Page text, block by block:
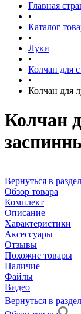
Главная
•
Каталог
•
Луки
•
Колчан для
•
Колчан для
Колчан
Вернуться в раздел
Обзор товара
Комплект
Описание
Характеристики
Аксессуары
Отзывы
Похожие товары
Наличие
Файлы
Видео
Вернуться в раздел